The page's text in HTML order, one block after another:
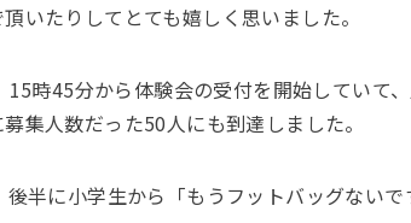
いたりしてとても嬉しく思いました。
時45分から体験会の受付を開始していて
集人数だった50人にも到達しました。
半に小学生から「もうフットバッグない